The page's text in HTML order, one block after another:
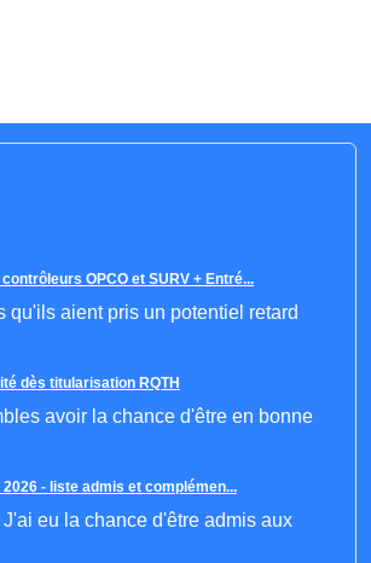
OPCO et SURV + Entré...
qu'ils aient pris un potentiel retard
dès titularisation RQTH
avoir la chance d'être en bonne
- liste admis et complémen...
eu la chance d'être admis aux